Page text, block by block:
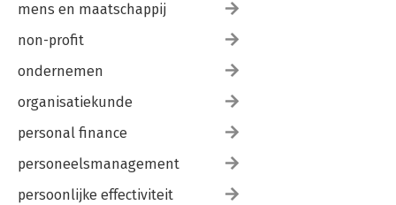
mens en maatschappij
non-profit
ondernemen
organisatiekunde
personal finance
personeelsmanagement
persoonlijke effectiviteit